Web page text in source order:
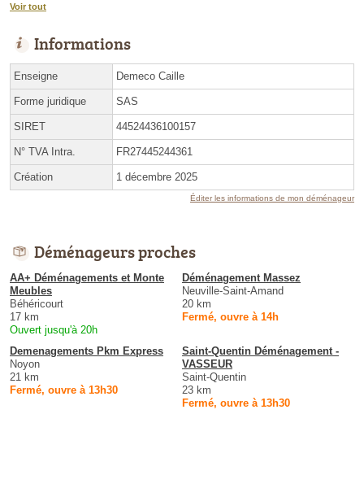
Voir tout
Informations
Enseigne Demeco Caille
Forme juridique SAS
SIRET 44524436100157
N° TVA Intra. FR27445244361
Création 1 décembre 2025
Éditer les informations de mon déménageur
Déménageurs proches
AA+ Déménagements et Monte
Meubles
Béhéricourt
17 km
Ouvert jusqu'à 20h
Déménagement Massez
Neuville-Saint-Amand
20 km
Fermé, ouvre à 14h
Demenagements Pkm Express
Noyon
21 km
Fermé, ouvre à 13h30
Saint-Quentin Déménagement -
VASSEUR
Saint-Quentin
23 km
Fermé, ouvre à 13h30